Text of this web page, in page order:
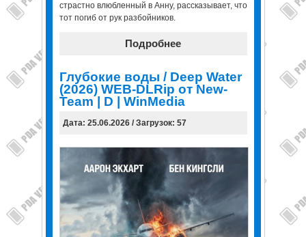
страстно влюбленный в Анну, рассказывает, что
тот погиб от рук разбойников.
Подробнее
Глубокие воды / Deep Water
(2026) WEB-DLRip от New-
Team | D | WinMedia
Дата: 25.06.2026 / Загрузок: 57